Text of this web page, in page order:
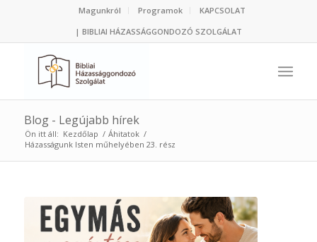
Magunkról Programok
KAPCSOLAT
| BIBLIAI HÁZASSÁGGONDOZÓ SZOLGÁLAT
Blog - Legújabb hírek
Ön itt áll: Kezdőlap / Áhitatok /
Házasságunk Isten műhelyében 23. rész